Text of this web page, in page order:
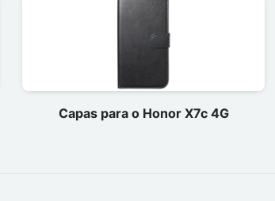
Capas para o Honor X7c 4G